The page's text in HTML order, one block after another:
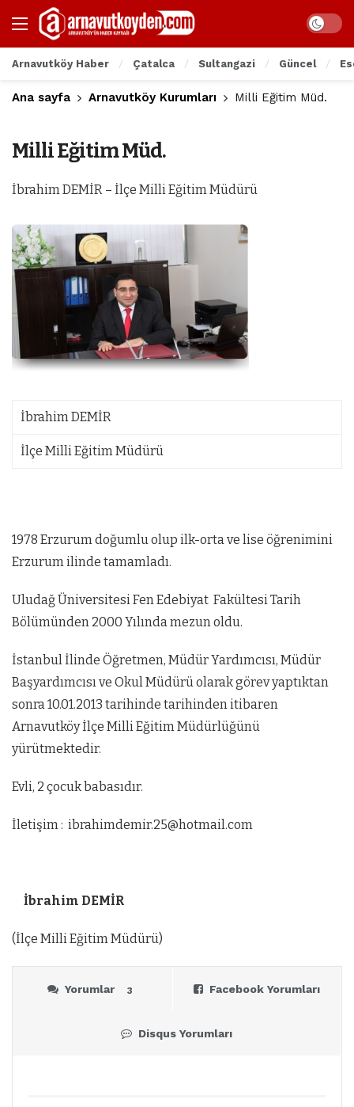
Arnavutköy Haber Çatalca Sultangazi Güncel
Ana sayfa Arnavutköy Kurumları Milli Eğitim Müd.
Milli Eğitim Müd.
İbrahim DEMİR – İlçe Milli Eğitim Müdürü
İbrahim DEMİR
İlçe Milli Eğitim Müdürü
1978 Erzurum doğumlu olup ilk-orta ve lise öğrenimini
Erzurum ilinde tamamladı.
Uludağ Üniversitesi Fen Edebiyat Fakültesi Tarih
Bölümünden 2000 Yılında mezun oldu.
İstanbul İlinde Öğretmen, Müdür Yardımcısı, Müdür
Başyardımcısı ve Okul Müdürü olarak görev yaptıktan
sonra 10.01.2013 tarihinde tarihinden itibaren
Arnavutköy İlçe Milli Eğitim Müdürlüğünü
yürütmektedir.
Evli, 2 çocuk babasıdır.
İletişim : ibrahimdemir.25@hotmail.com
İbrahim DEMİR
(İlçe Milli Eğitim Müdürü)
Yorumlar 3 Facebook Yorumları
Disqus Yorumları